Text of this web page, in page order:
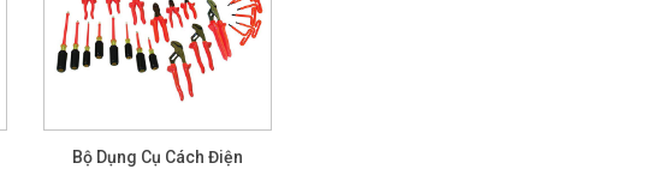
Bộ Dụng Cụ Cách Điện